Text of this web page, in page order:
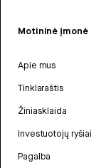
Motininė įmonė
Apie mus
Tinklaraštis
Žiniasklaida
Investuotojų ryšiai
Pagalba